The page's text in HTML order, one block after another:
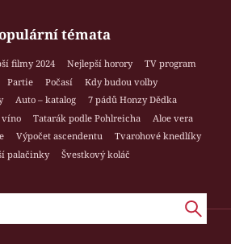
témata
filmy 2024 Nejlepší horory
TV program
Partie Počasí
Kdy budou volby
Auto – katalog
7 pádů Honzy Dědka
víno Tatarák podle Pohlreicha
Aloe vera
Výpočet ascendentu
Tvarohové knedlíky
palačinky
Švestkový koláč